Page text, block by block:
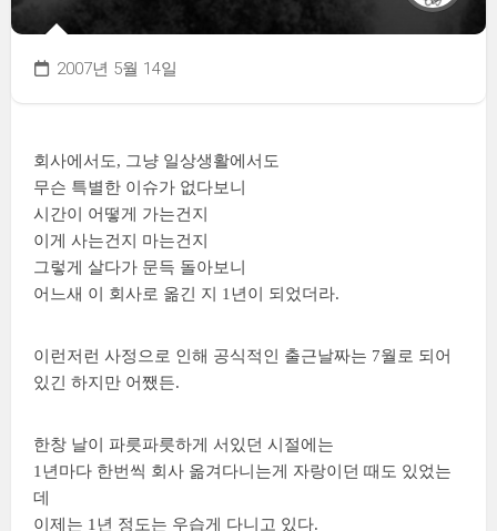
2007년 5월 14일
회사에서도, 그냥 일상생활에서도
무슨 특별한 이슈가 없다보니
시간이 어떻게 가는건지
이게 사는건지 마는건지
그렇게 살다가 문득 돌아보니
어느새 이 회사로 옮긴 지 1년이 되었더라.
이런저런 사정으로 인해 공식적인 출근날짜는 7월로 되어
있긴 하지만 어쨌든.
한창 날이 파릇파릇하게 서있던 시절에는
1년마다 한번씩 회사 옮겨다니는게 자랑이던 때도 있었는
데
이제는 1년 정도는 우습게 다니고 있다.